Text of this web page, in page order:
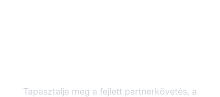
Tapasztalja meg a fejlett partnerkövetés, a